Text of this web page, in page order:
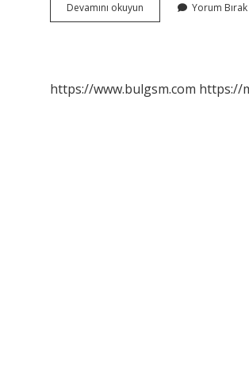
Devamını okuyun
Ne
Yorum Bırak
https://www.bulgsm.com https://